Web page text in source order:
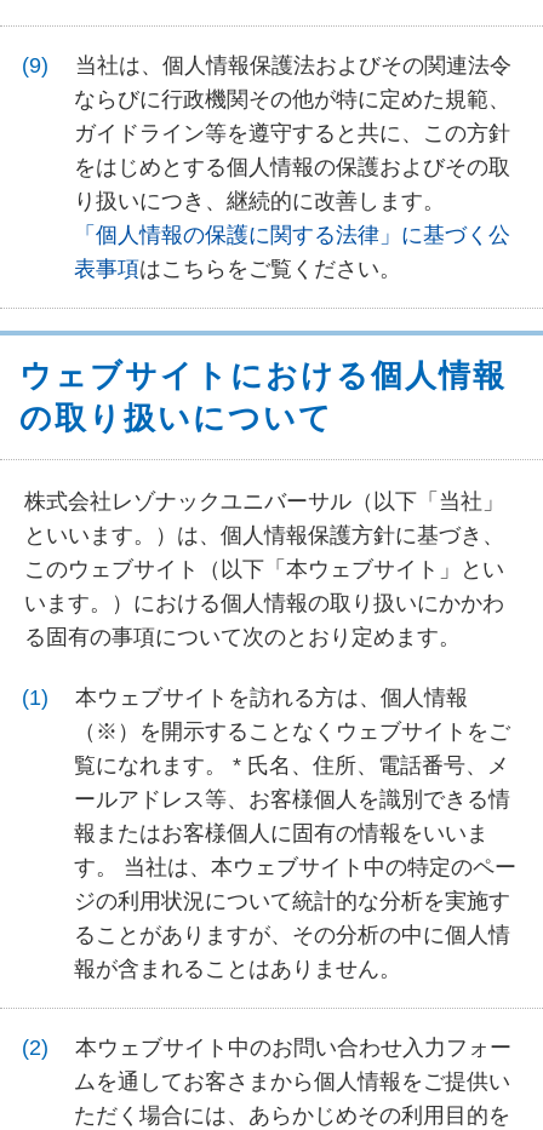
当社は、個人情報保護法およびその関連法令
ならびに行政機関その他が特に定めた規範、
ガイドライン等を遵守すると共に、この方針
をはじめとする個人情報の保護およびその取
り扱いにつき、継続的に改善します。
「個人情報の保護に関する法律」に基づく公
表事項はこちらをご覧ください。
ウェブサイトにおける個人情報
の取り扱いについて
株式会社レゾナックユニバーサル（以下「当社」
といいます。）は、個人情報保護方針に基づき、
このウェブサイト（以下「本ウェブサイト」とい
います。）における個人情報の取り扱いにかかわ
る固有の事項について次のとおり定めます。
本ウェブサイトを訪れる方は、個人情報
（※）を開示することなくウェブサイトをご
覧になれます。 * 氏名、住所、電話番号、メ
ールアドレス等、お客様個人を識別できる情
報またはお客様個人に固有の情報をいいま
す。 当社は、本ウェブサイト中の特定のペー
ジの利用状況について統計的な分析を実施す
ることがありますが、その分析の中に個人情
報が含まれることはありません。
本ウェブサイト中のお問い合わせ入力フォー
ムを通してお客さまから個人情報をご提供い
ただく場合には、あらかじめその利用目的を